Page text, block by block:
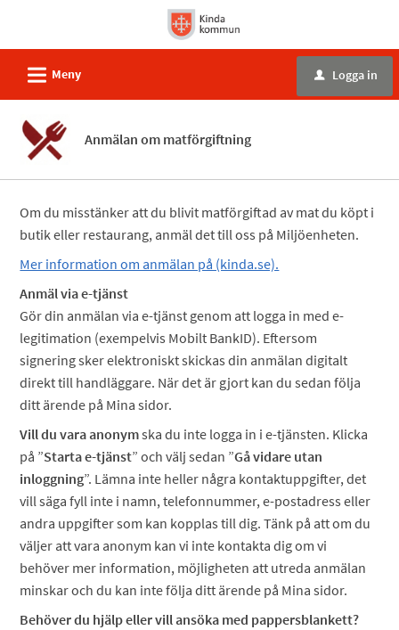
tjänster
Kinda
kommun
L Meny u Logga in
Anmälan om matförgiftning
Om du misstänker att du blivit matförgiftad av mat du köpt i
butik eller restaurang, anmäl det till oss på Miljöenheten.
Mer information om anmälan på (kinda.se).
Anmäl via e-tjänst
Gör din anmälan via e-tjänst genom att logga in med e-
legitimation (exempelvis Mobilt BankID). Eftersom
signering sker elektroniskt skickas din anmälan digitalt
direkt till handläggare. När det är gjort kan du sedan följa
ditt ärende på Mina sidor.
Vill du vara anonymska du inte logga in i e-tjänsten. Klicka
på ”Starta e-tjänst” och välj sedan ”Gå vidare utan
inloggning”. Lämna inte heller några kontaktuppgifter, det
vill säga fyll inte i namn, telefonnummer, e-postadress eller
andra uppgifter som kan kopplas till dig. Tänk på att om du
väljer att vara anonym kan vi inte kontakta dig om vi
behöver mer information, möjligheten att utreda anmälan
minskar och du kan inte följa ditt ärende på Mina sidor.
Behöver du hjälp eller vill ansöka med pappersblankett?